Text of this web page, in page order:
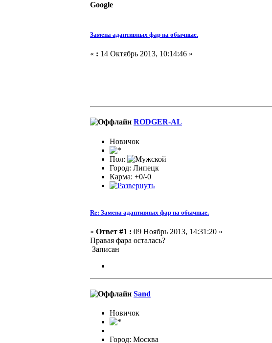
Google
Замена адаптивных фар на обычные.
« : 14 Октябрь 2013, 10:14:46 »
RODGER-AL
Новичок
Пол:
Город: Липецк
Карма: +0/-0
Re: Замена адаптивных фар на обычные.
« Ответ #1 : 09 Ноябрь 2013, 14:31:20 »
Правая фара осталась?
Записан
Sand
Новичок
Город: Москва